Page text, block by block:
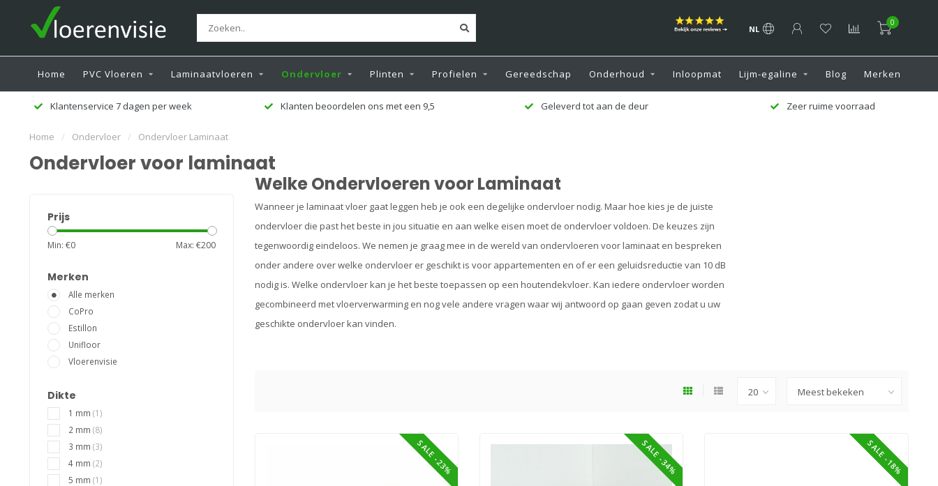
NL
0
Home PVC Vloeren Laminaatvloeren Ondervloer Plinten Profielen Gereedschap Onderhoud Inloopmat Lijm-egaline Blog Merken
Klanten beoordelen ons met een 9,5 Geleverd tot aan de deur Zeer ruime voorraad Klantenservice 7 dagen per week
Home / Ondervloer / Ondervloer Laminaat
Ondervloer voor laminaat
Prijs
Min: €0 Max: €200
Merken
Alle merken
CoPro
Estillon
Unifloor
Vloerenvisie
Dikte
1 mm (1)
2 mm (8)
3 mm (3)
4 mm (2)
5 mm (1)
Welke Ondervloeren voor Laminaat
Wanneer je laminaat vloer gaat leggen heb je ook een degelijke ondervloer nodig. Maar hoe kies je de juiste
ondervloer die past het beste in jou situatie en aan welke eisen moet de ondervloer voldoen. De keuzes zijn
tegenwoordig eindeloos. We nemen je graag mee in de wereld van ondervloeren voor laminaat en bespreken
onder andere over welke ondervloer er geschikt is voor appartementen en of er een geluidsreductie van 10 dB
nodig is. Welke ondervloer kan je het beste toepassen op een houtendekvloer. Kan iedere ondervloer worden
gecombineerd met vloerverwarming en nog vele andere vragen waar wij antwoord op gaan geven zodat u uw
geschikte ondervloer kan vinden.
SALE -23% SALE -34% SALE -18%